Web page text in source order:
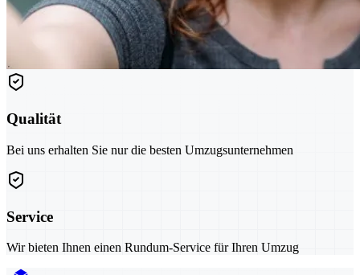
Qualität
Bei uns erhalten Sie nur die besten Umzugsunternehmen
Service
Wir bieten Ihnen einen Rundum-Service für Ihren Umzug